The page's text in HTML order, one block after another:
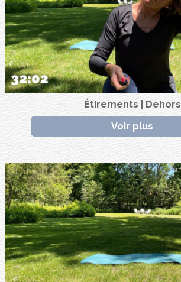
Étirements | Dehors
Voir plus